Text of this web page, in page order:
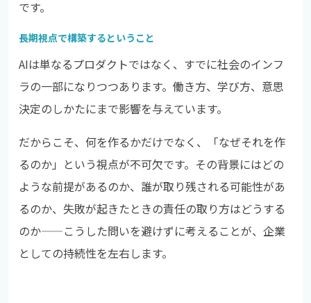
です。
長期視点で構築するということ
AIは単なるプロダクトではなく、すでに社会のインフ
ラの一部になりつつあります。働き方、学び方、意思
決定のしかたにまで影響を与えています。
だからこそ、何を作るかだけでなく、「なぜそれを作
るのか」という視点が不可欠です。その背景にはどの
ような前提があるのか、誰が取り残される可能性があ
るのか、失敗が起きたときの責任の取り方はどうする
のか——こうした問いを避けずに考えることが、企業
としての持続性を左右します。